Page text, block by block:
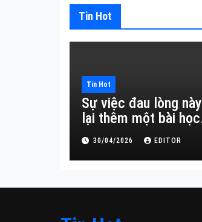
Tin Hot
Tin Hot
Sự việc đau lòng này
lại thêm một bài học
đắt giá về sự vô
thường.
30/04/2026 EDITOR